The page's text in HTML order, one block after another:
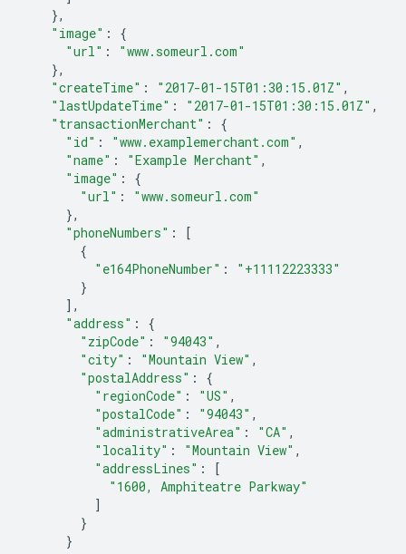
},
"image" :
{
"url" :
"www.someurl.com"
},
"createTime" : "2017-01-15T01:30:15.01Z" ,
"lastUpdateTime" : "2017-01-15T01:30:15.01Z" ,
"transactionMerchant" :
{
"id" : "www.examplemerchant.com" ,
"name" : "Example Merchant" ,
"image" :
{
"url" :
"www.someurl.com"
},
"phoneNumbers" :
[
{
"e164PhoneNumber" :
"+11112223333"
}
],
"address" :
{
"zipCode" : "94043" ,
"city" : "Mountain View" ,
"postalAddress" :
{
"regionCode" : "US" ,
"postalCode" : "94043" ,
"administrativeArea" : "CA" ,
"locality" : "Mountain View" ,
"addressLines" :
[
"1600, Amphiteatre Parkway"
]
}
}